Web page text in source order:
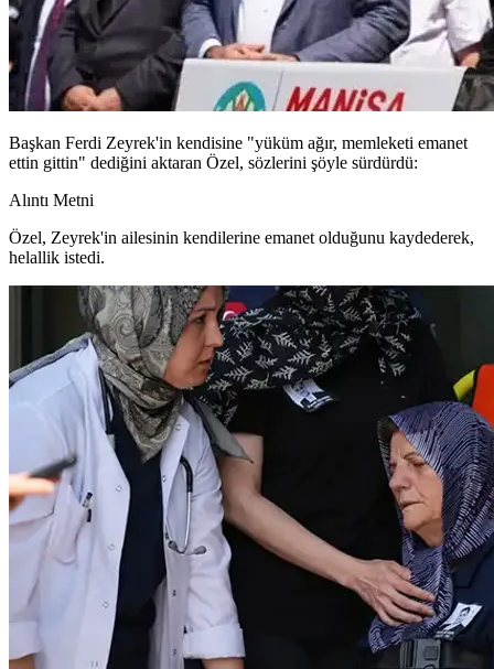
Başkan Ferdi Zeyrek'in kendisine "yüküm ağır, memleketi emanet
ettin gittin" dediğini aktaran Özel, sözlerini şöyle sürdürdü:
Alıntı Metni
Özel, Zeyrek'in ailesinin kendilerine emanet olduğunu kaydederek,
helallik istedi.